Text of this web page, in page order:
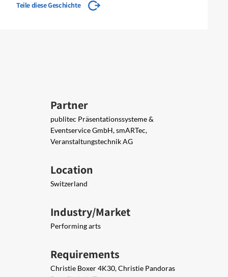
Teile diese Geschichte
Partner
publitec Präsentationssysteme &
Eventservice GmbH, smARTec,
Veranstaltungstechnik AG
Location
Switzerland
Industry/Market
Performing arts
Requirements
Christie Boxer 4K30, Christie Pandoras